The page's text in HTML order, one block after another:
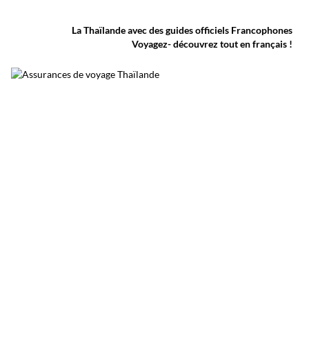
La Thaïlande avec des guides officiels Francophones
Voyagez- découvrez tout en français !